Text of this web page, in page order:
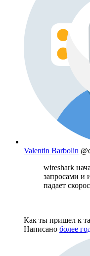
Valentin Barbolin
wireshark
запросами и
падает
Как ты пришел к
Написано более